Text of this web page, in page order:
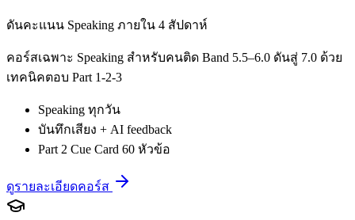
ดันคะแนน Speaking ภายใน 4 สัปดาห์
คอร์สเฉพาะ Speaking สำหรับคนติด Band 5.5–6.0 ดันสู่ 7.0 ด้วย
เทคนิคตอบ Part 1-2-3
Speaking ทุกวัน
บันทึกเสียง + AI feedback
Part 2 Cue Card 60 หัวข้อ
ดูรายละเอียดคอร์ส